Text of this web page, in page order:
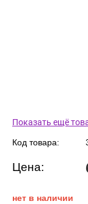
Показать ещё
Код товара:
Цена:
нет в наличии